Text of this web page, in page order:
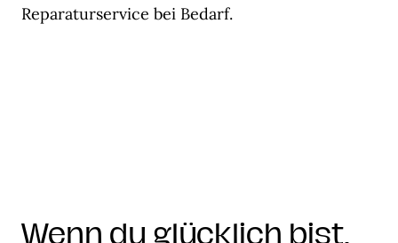
Reparaturservice bei Bedarf.
Wenn du glücklich bist,